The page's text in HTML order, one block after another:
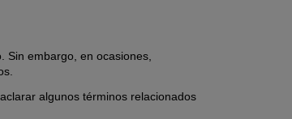
Sin embargo, en ocasiones,
aclarar algunos términos relacionados